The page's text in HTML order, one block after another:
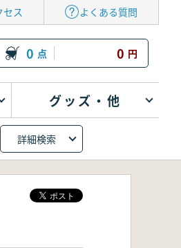
セス よくある質問
0 点 0 円
グッズ・他
詳細検索